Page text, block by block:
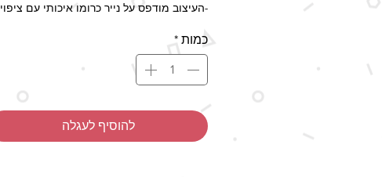
-העיצוב מודפס על נייר כרומו איכותי עם ציפוי
כלוח מחיק, עם טושים מתאימים.
- מיוצר בעבודת יד
כמות *
להוסיף לעגלה